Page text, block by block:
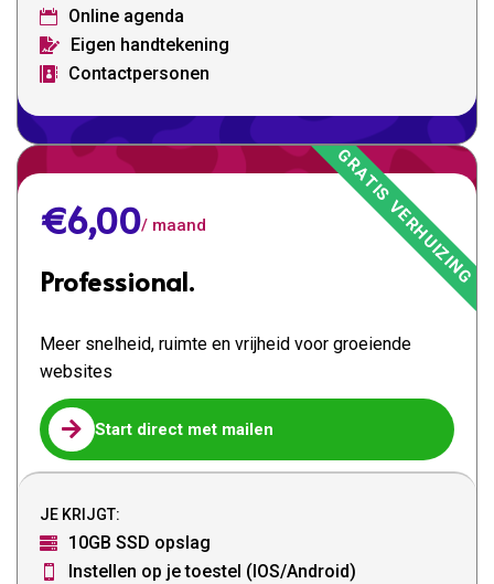
 Online agenda
 Eigen handtekening
 Contactpersonen
€6,00/ maand
Professional.
Meer snelheid, ruimte en vrijheid voor groeiende
websites
 Start direct met mailen
JE KRIJGT:

10GB SSD opslag
 Instellen op je toestel (IOS/Android)